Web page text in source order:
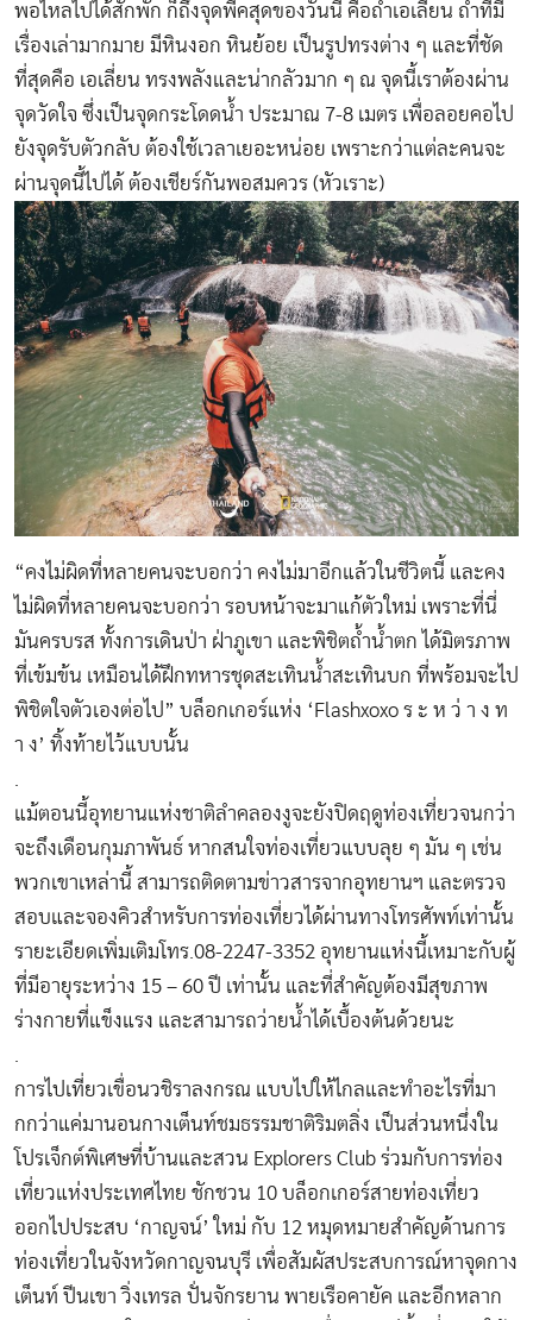
พอไหลไปได้สักพัก ก็ถึงจุดพีคสุดของวันนี้ คือถ้ำเอเลี่ยน ถ้ำที่มี
เรื่องเล่ามากมาย มีหินงอก หินย้อย เป็นรูปทรงต่าง ๆ และที่ชัด
ที่สุดคือ เอเลี่ยน ทรงพลังและน่ากลัวมาก ๆ ณ จุดนี้เราต้องผ่าน
จุดวัดใจ ซึ่งเป็นจุดกระโดดน้ำ ประมาณ 7-8 เมตร เพื่อลอยคอไป
ยังจุดรับตัวกลับ ต้องใช้เวลาเยอะหน่อย เพราะกว่าแต่ละคนจะ
ผ่านจุดนี้ไปได้ ต้องเชียร์กันพอสมควร (หัวเราะ)
“คงไม่ผิดที่หลายคนจะบอกว่า คงไม่มาอีกแล้วในชีวิตนี้ และคง
ไม่ผิดที่หลายคนจะบอกว่า รอบหน้าจะมาแก้ตัวใหม่ เพราะที่นี่
มันครบรส ทั้งการเดินป่า ฝ่าภูเขา และพิชิตถ้ำน้ำตก ได้มิตรภาพ
ที่เข้มข้น เหมือนได้ฝึกทหารชุดสะเทินน้ำสะเทินบก ที่พร้อมจะไป
พิชิตใจตัวเองต่อไป” บล็อกเกอร์แห่ง ‘Flashxoxo ร ะ ห ว่ า ง ท
า ง’ ทิ้งท้ายไว้แบบนั้น
แม้ตอนนี้อุทยานแห่งชาติลำคลองงูจะยังปิดฤดูท่องเที่ยวจนกว่า
จะถึงเดือนกุมภาพันธ์ หากสนใจท่องเที่ยวแบบลุย ๆ มัน ๆ เช่น
พวกเขาเหล่านี้ สามารถติดตามข่าวสารจากอุทยานฯ และตรวจ
สอบและจองคิวสำหรับการท่องเที่ยวได้ผ่านทางโทรศัพท์เท่านั้น
รายะเอียดเพิ่มเติมโทร.08-2247-3352 อุทยานแห่งนี้เหมาะกับผู้
ที่มีอายุระหว่าง 15 – 60 ปี เท่านั้น และที่สำคัญต้องมีสุขภาพ
ร่างกายที่แข็งแรง และสามารถว่ายน้ำได้เบื้องต้นด้วยนะ
การไปเที่ยวเขื่อนวชิราลงกรณ แบบไปให้ไกลและทำอะไรที่มา
กกว่าแค่มานอนกางเต็นท์ชมธรรมชาติริมตลิ่ง เป็นส่วนหนึ่งใน
โปรเจ็กต์พิเศษที่บ้านและสวน Explorers Club ร่วมกับการท่อง
เที่ยวแห่งประเทศไทย ชักชวน 10 บล็อกเกอร์สายท่องเที่ยว
ออกไปประสบ ‘กาญจน์’ ใหม่ กับ 12 หมุดหมายสำคัญด้านการ
ท่องเที่ยวในจังหวัดกาญจนบุรี เพื่อสัมผัสประสบการณ์หาจุดกาง
เต็นท์ ปีนเขา วิ่งเทรล ปั่นจักรยาน พายเรือคายัค และอีกหลาก